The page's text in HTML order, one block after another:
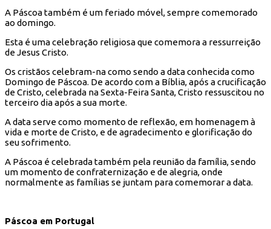
A Páscoa também é um feriado móvel, sempre comemorado
ao domingo.
Esta é uma celebração religiosa que comemora a ressurreição
de Jesus Cristo.
Os cristãos celebram-na como sendo a data conhecida como
Domingo de Páscoa. De acordo com a Bíblia, após a crucificação
de Cristo, celebrada na Sexta-Feira Santa, Cristo ressuscitou no
terceiro dia após a sua morte.
A data serve como momento de reflexão, em homenagem à
vida e morte de Cristo, e de agradecimento e glorificação do
seu sofrimento.
A Páscoa é celebrada também pela reunião da família, sendo
um momento de confraternização e de alegria, onde
normalmente as famílias se juntam para comemorar a data.
Páscoa em Portugal